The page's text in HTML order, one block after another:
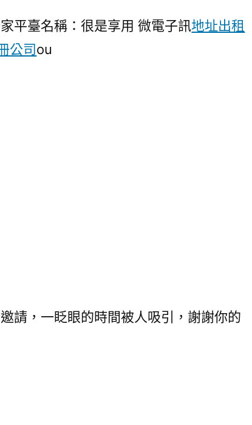
平臺名稱：很是享用 微電子訊地址出租
公司ou
請，一眨眼的時間被人吸引，謝謝你的